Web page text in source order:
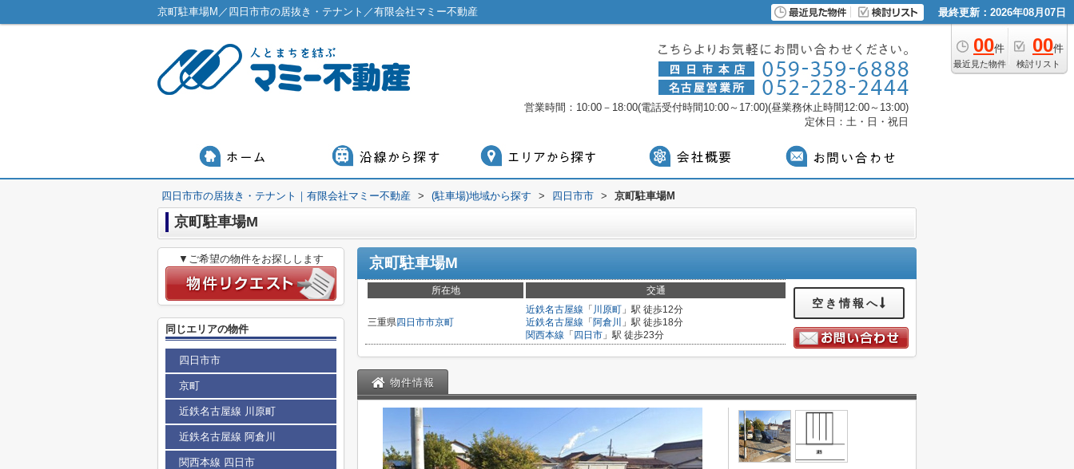
京町駐車場M／四日市市の居抜き・テナント／有限会社マミー不動産 最終更新：2026年08月07日
00件
最近見た物件
00件
検討リスト
営業時間：10:00－18:00(電話受付時間10:00～17:00)(昼業務休止時間12:00～13:00)
定休日：土・日・祝日
四日市市の居抜き・テナント｜有限会社マミー不動産 > (駐車場)地域から探す > 四日市市 > 京町駐車場M
京町駐車場M
京町駐車場M
所在地 交通
三重県四日市市京町
近鉄名古屋線 「 川原町 」駅 徒歩12分
近鉄名古屋線 「 阿倉川
」駅 徒歩18分
関西本線 「 四日市 」駅 徒歩23分
空き情報へ
物件情報
▼ご希望の物件をお探しします
同じエリアの物件
四日市市
京町
近鉄名古屋線 川原町
近鉄名古屋線 阿倉川
関西本線 四日市